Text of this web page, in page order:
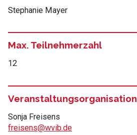
Stephanie Mayer
Max. Teilnehmerzahl
12
Veranstaltungsorganisation
Sonja Freisens
freisens@wvib.de